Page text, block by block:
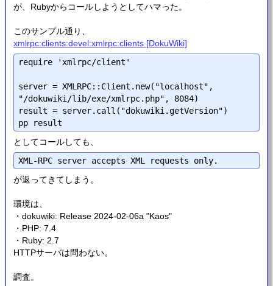
が、Rubyからコールしようとしてハマった。
このサンプル通り、
xmlrpc:clients:devel:xmlrpc:clients [DokuWiki]
require 'xmlrpc/client'
server = XMLRPC::Client.new("localhost",
"/dokuwiki/lib/exe/xmlrpc.php", 8084)
result = server.call("dokuwiki.getVersion")
としてコールしても、
が返ってきてしまう。
環境は、
・dokuwiki: Release 2024-02-06a "Kaos"
・PHP: 7.4
・Ruby: 2.7
HTTPサーバは問わない。
調査。